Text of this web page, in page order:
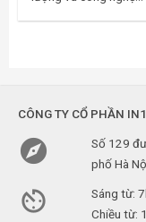
CÔNG TY CỔ PHẦN

Số 129
phố Hà

Sáng từ:
Chiều từ: